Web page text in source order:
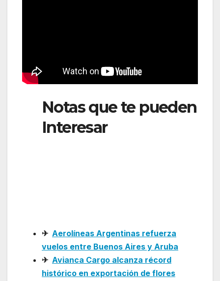
Notas que te pueden
Interesar: Paranair
✈ Aerolíneas Argentinas refuerza
vuelos entre Buenos Aires y Aruba
✈ Avianca Cargo alcanza récord
histórico en exportación de flores